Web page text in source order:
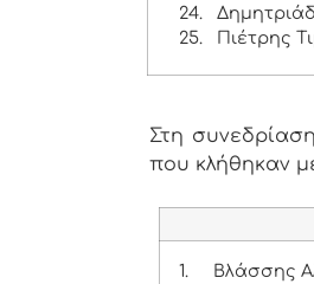
24.
25.
Πιέτρης
Στη
που κλήθηκαν
1.
Βλάσσης